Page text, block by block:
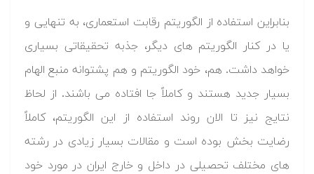
بنابراین استفاده از الگوریتم رقابت استعماری، به تنهایی و
یا در کنار الگوریتم های دیگر، جذبه تحقیقاتی بسیاری
خواهد داشت. هم، خود الگوریتم و هم پشتوانه منبع الهام
بسیار جدید هستند و کاملاً جا افتاده می باشند. از لحاظ
نتایج نیز تا الان روند استفاده از این الگوریتم، کاملاً
رضایت بخش بوده است و مقالات بسیار زیادی در رشته
های مختلف تحصیلی در داخل و خارج ایران در مورد خود